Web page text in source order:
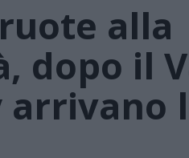
alla
dopo il
arrivano